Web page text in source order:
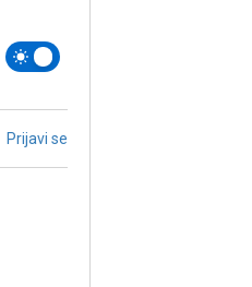
Prijavi se